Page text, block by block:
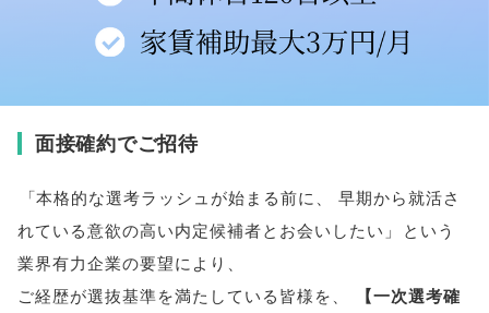
面接確約でご招待
「本格的な選考ラッシュが始まる前に、
早期から就活さ
れている意欲の高い内定候補者とお会いしたい 」
という
業界有力企業の要望により 、
ご経歴が選抜基準を満たしている皆様を、 【一次選考確